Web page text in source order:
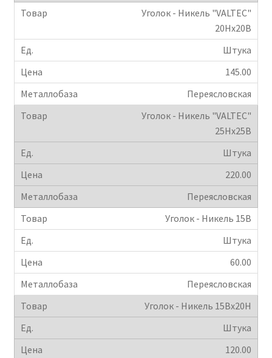
Уголок - Никель "VALTEC"
20Hx20B
Штука
145.00
Переясловская
Уголок - Никель "VALTEC"
25Hx25B
Штука
220.00
Переясловская
Уголок - Никель 15B
Штука
60.00
Переясловская
Уголок - Никель 15Bх20Н
Штука
120.00